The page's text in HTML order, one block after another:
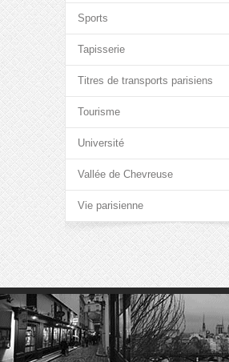
Sports
Tapisserie
Titres de transports parisiens
Tourisme
Université
Vallée de Chevreuse
Vie parisienne